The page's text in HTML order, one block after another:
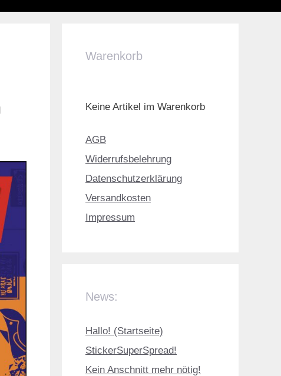
Warenkorb
Keine Artikel im Warenkorb
AGB
Widerrufsbelehrung
Datenschutzerklärung
Versandkosten
Impressum
News:
Hallo! (Startseite)
StickerSuperSpread!
Kein Anschnitt mehr nötig!